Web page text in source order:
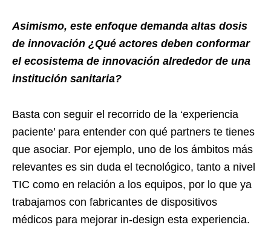
Asimismo, este enfoque demanda altas dosis
de innovación ¿Qué actores deben conformar
el ecosistema de innovación alrededor de una
institución sanitaria?
Basta con seguir el recorrido de la ‘experiencia
paciente’ para entender con qué partners te tienes
que asociar. Por ejemplo, uno de los ámbitos más
relevantes es sin duda el tecnológico, tanto a nivel
TIC como en relación a los equipos, por lo que ya
trabajamos con fabricantes de dispositivos
médicos para mejorar in-design esta experiencia.